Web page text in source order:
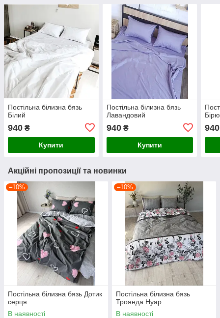
Постільна білизна бязь
Білий
940 ₴
Купити
Постільна білизна бязь
Лавандовий
940₴
Купити
940
Акційні пропозиції та новинки
–10%
Постільна білизна бязь Дотик
серця
В наявності
–10%
Постільна білизна бязь
Троянда Нуар
В наявності